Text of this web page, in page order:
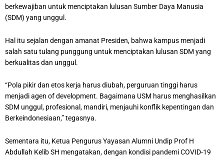
berkewajiban untuk menciptakan lulusan Sumber Daya Manusia
(SDM) yang unggul.
Hal itu sejalan dengan amanat Presiden, bahwa kampus menjadi
salah satu tulang punggung untuk menciptakan lulusan SDM yang
berkualitas dan unggul.
“Pola pikir dan etos kerja harus diubah, perguruan tinggi harus
menjadi agen of development. Bagaimana USM harus menghasilkan
SDM unggul, profesional, mandiri, menjauhi konflik kepentingan dan
Berkeindonesiaan,” tegasnya.
Sementara itu, Ketua Pengurus Yayasan Alumni Undip Prof H
Abdullah Kelib SH mengatakan, dengan kondisi pandemi COVID-19